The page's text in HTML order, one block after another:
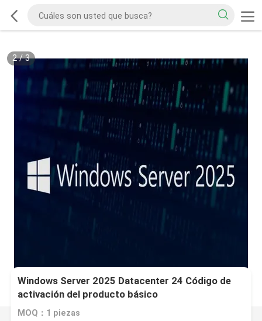
2/3
Windows Server 2025 Datacenter 24 Código de
activación del producto básico
MOQ：1 piezas